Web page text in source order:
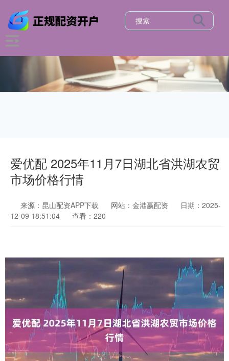
爱优配 2025年11月7日湖北省洪湖农贸
市场价格行情
来源：昆山配资APP下载 网站：金港赢配资
日期：2025-
12-09 18:51:04
查看：220